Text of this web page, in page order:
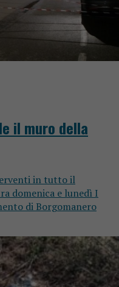
il muro della
in tutto il
domenica e lunedì I
di Borgomanero